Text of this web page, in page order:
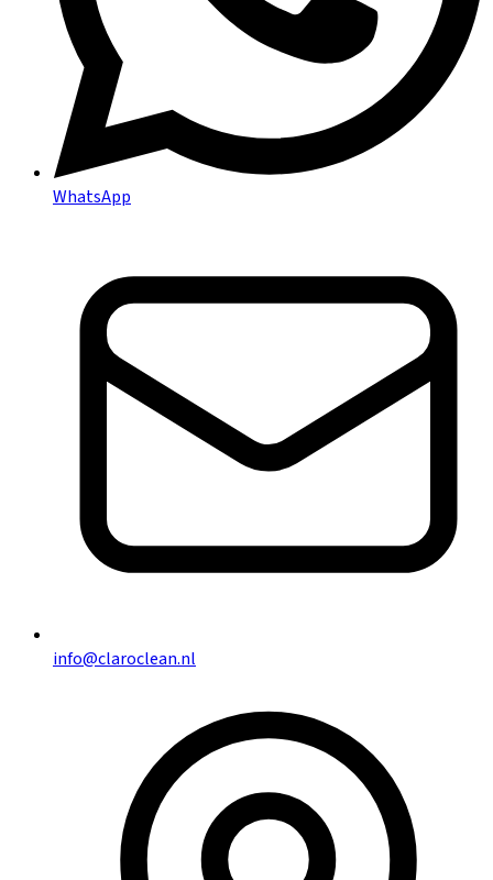
WhatsApp
info@claroclean.nl